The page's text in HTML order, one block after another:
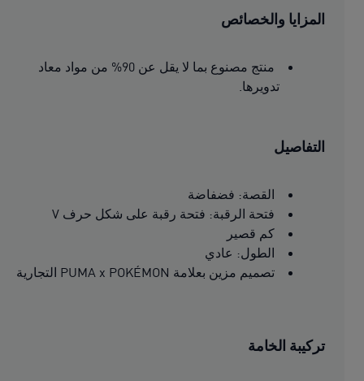
المزايا والخصائص
منتج مصنوع بما لا يقل عن 90% من مواد معاد
تدويرها.
التفاصيل
القصة: فضفاضة
فتحة الرقبة: فتحة رقبة على شكل حرف V
كم قصير
الطول: عادي
تصميم مزين بعلامة PUMA x POKÉMON التجارية
تركيبة الخامة